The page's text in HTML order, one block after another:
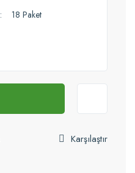
18 Paket
Karşılaştır